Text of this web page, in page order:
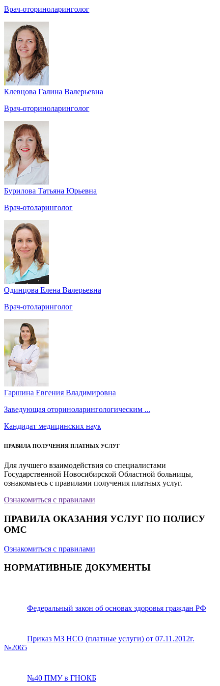
Врач-оториноларинголог
Клевцова Галина Валерьевна
Врач-оториноларинголог
Бурилова Татьяна Юрьевна
Врач-отоларинголог
Одинцова Елена Валерьевна
Врач-отоларинголог
Гаршина Евгения Владимировна
Заведующая оториноларингологическим ...
Кандидат медицинских наук
ПРАВИЛА ПОЛУЧЕНИЯ ПЛАТНЫХ УСЛУГ
Для лучшего взаимодействия со специалистами
Государственной Новосибирской Областной больницы,
ознакомьтесь с правилами получения платных услуг.
Ознакомиться с правилами
ПРАВИЛА ОКАЗАНИЯ УСЛУГ ПО ПОЛИСУ
ОМС
Ознакомиться с правилами
НОРМАТИВНЫЕ ДОКУМЕНТЫ
Федеральный закон об основах здоровья граждан РФ
Приказ МЗ НСО (платные услуги) от 07.11.2012г.
№2065
№40 ПМУ в ГНОКБ